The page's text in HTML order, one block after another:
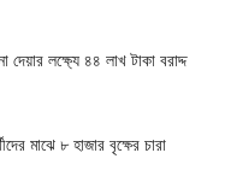
লক্ষ্যে ৪৪ লাখ টাকা বরাদ্দ
মাঝে ৮ হাজার বৃক্ষের চারা